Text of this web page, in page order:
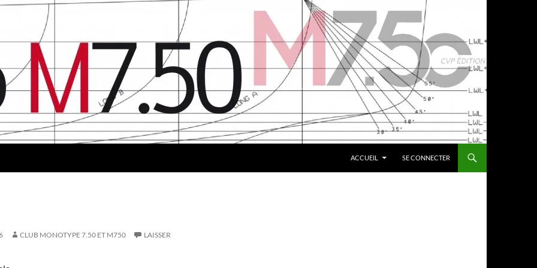
ACCUEIL SE CONNECTER
CLUB MONOTYPE 7.50 ET M750
LAISSER